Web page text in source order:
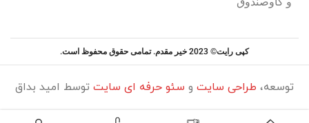
کپی رایت© 2023 خیر مقدم. تمامی حقوق محفوظ است.
توسعه، طراحی سایت و سئو حرفه ای سایت توسط امید بداق